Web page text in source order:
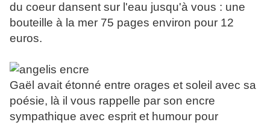
du coeur dansent sur l'eau jusqu'à vous : une
bouteille à la mer 75 pages environ pour 12
euros.
Gaël avait étonné entre orages et soleil avec sa
poésie, là il vous rappelle par son encre
sympathique avec esprit et humour pour